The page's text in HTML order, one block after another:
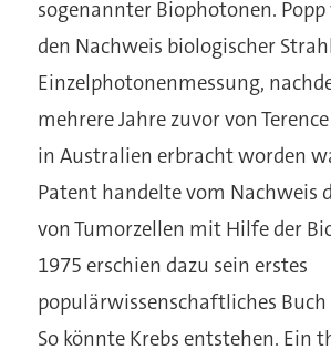
sogenannter Biophotonen.
den Nachweis biologischer
Einzelphotonenmessung,
mehrere Jahre zuvor von
in Australien erbracht worden
Patent handelte vom Nachweis
von Tumorzellen mit Hilfe der
1975 erschien dazu sein erstes
populärwissenschaftliches
So könnte Krebs entstehen. Ein